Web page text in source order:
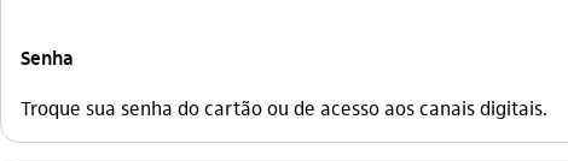
Senha
Troque sua senha do cartão ou de acesso aos canais digitais.